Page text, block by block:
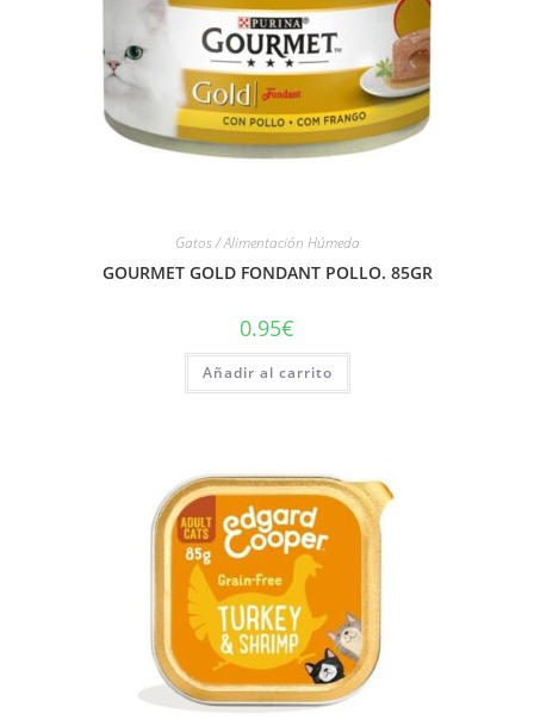
Gatos / Alimentación Húmeda
GOURMET GOLD FONDANT POLLO. 85GR
0.95€
Añadir al carrito